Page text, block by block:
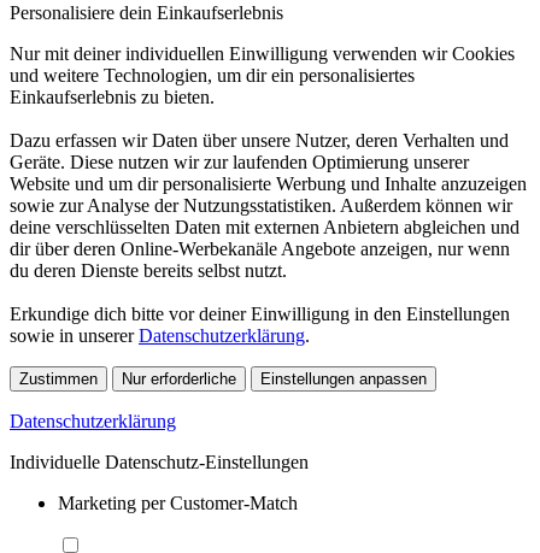
Personalisiere dein Einkaufserlebnis
Nur mit deiner individuellen Einwilligung verwenden wir Cookies
und weitere Technologien, um dir ein personalisiertes
Einkaufserlebnis zu bieten.
Dazu erfassen wir Daten über unsere Nutzer, deren Verhalten und
Geräte. Diese nutzen wir zur laufenden Optimierung unserer
Website und um dir personalisierte Werbung und Inhalte anzuzeigen
sowie zur Analyse der Nutzungsstatistiken. Außerdem können wir
deine verschlüsselten Daten mit externen Anbietern abgleichen und
dir über deren Online-Werbekanäle Angebote anzeigen, nur wenn
du deren Dienste bereits selbst nutzt.
Erkundige dich bitte vor deiner Einwilligung in den Einstellungen
sowie in unsererDatenschutzerklärung.
Zustimmen Nur erforderliche Einstellungen anpassen
Datenschutzerklärung
Individuelle Datenschutz-Einstellungen
Marketing per Customer-Match